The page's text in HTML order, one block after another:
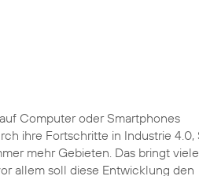
Computer oder Smartphones
ihre Fortschritte in Industrie 4.0,
mehr Gebieten. Das bringt viele
allem soll diese Entwicklung den